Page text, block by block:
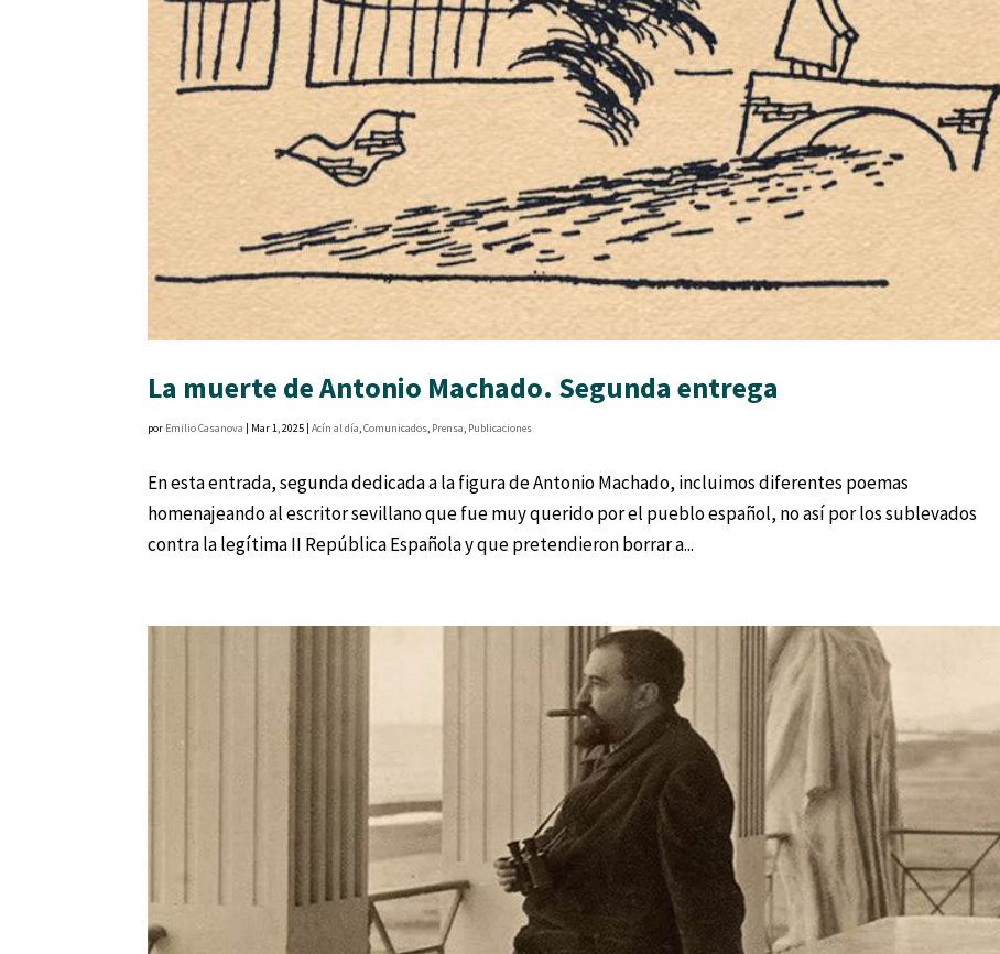
La muerte de Antonio Machado. Segunda entrega
por Emilio Casanova | Mar 1, 2025 |Acín al día,Comunicados, Prensa, Publicaciones
En esta entrada, segunda dedicada a la figura de Antonio Machado, incluimos diferentes poemas
homenajeando al escritor sevillano que fue muy querido por el pueblo español, no así por los sublevados
contra la legítima II República Española y que pretendieron borrar a...